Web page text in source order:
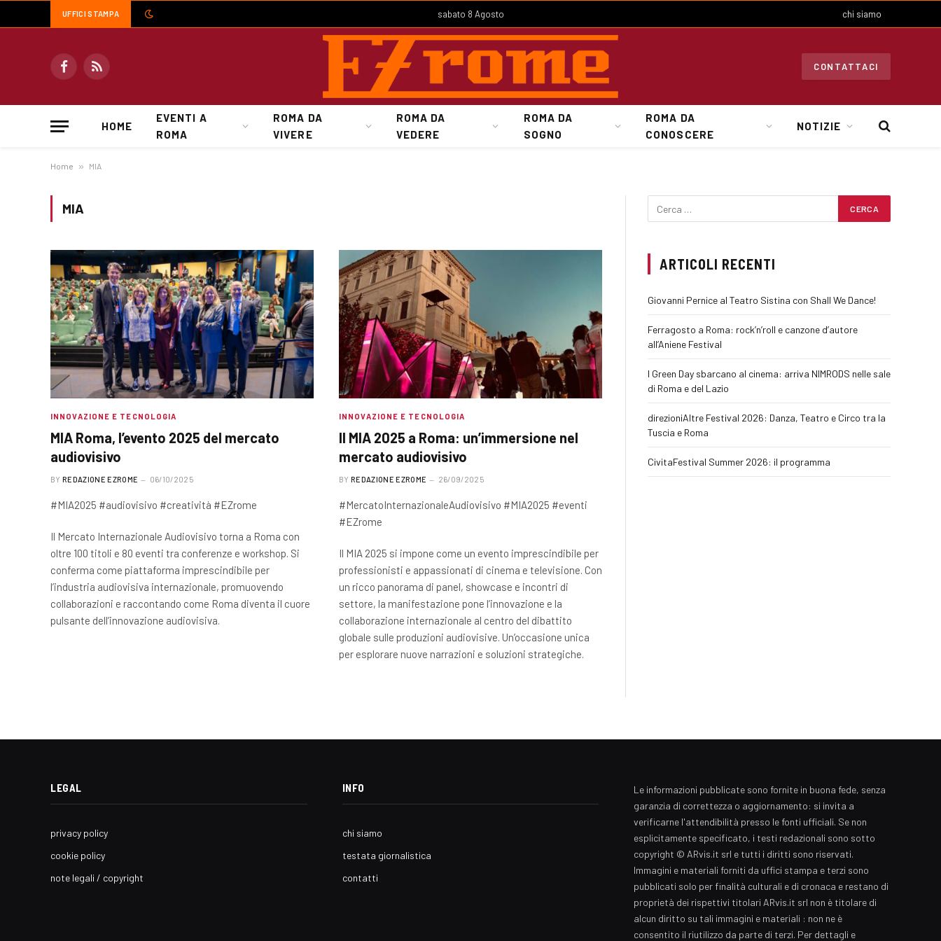
UFFICI STAMPA sabato 8 Agosto chi siamo
FacebookRSS
CONTATTACI
HOME
EVENTI A
ROMA
ROMA DA
VIVERE
ROMA DA
VEDERE
ROMA DA
SOGNO
ROMA DA
CONOSCERE
NOTIZIE
Home » MIA
MIA
INNOVAZIONE E TECNOLOGIA
MIA Roma, l’evento 2025 del mercato
audiovisivo
BY REDAZIONE EZROME 06/10/2025
#MIA2025 #audiovisivo #creatività #EZrome
Il Mercato Internazionale Audiovisivo torna a Roma con
oltre 100 titoli e 80 eventi tra conferenze e workshop. Si
conferma come piattaforma imprescindibile per
l’industria audiovisiva internazionale, promuovendo
collaborazioni e raccontando come Roma diventa il cuore
pulsante dell’innovazione audiovisiva.
INNOVAZIONE E TECNOLOGIA
Il MIA 2025 a Roma: un’immersione nel
mercato audiovisivo
BY REDAZIONE EZROME 26/09/2025
#MercatoInternazionaleAudiovisivo #MIA2025 #eventi
#EZrome
Il MIA 2025 si impone come un evento imprescindibile per
professionisti e appassionati di cinema e televisione. Con
un ricco panorama di panel, showcase e incontri di
settore, la manifestazione pone l’innovazione e la
collaborazione internazionale al centro del dibattito
globale sulle produzioni audiovisive. Un’occasione unica
per esplorare nuove narrazioni e soluzioni strategiche.
ARTICOLI RECENTI
Giovanni Pernice al Teatro Sistina con Shall We Dance!
Ferragosto a Roma: rock’n’roll e canzone d’autore
all’Aniene Festival
I Green Day sbarcano al cinema: arriva NIMRODS nelle sale
di Roma e del Lazio
direzioniAltre Festival 2026: Danza, Teatro e Circo tra la
Tuscia e Roma
CivitaFestival Summer 2026: il programma
LEGAL
privacy policy
cookie policy
note legali / copyright
INFO
chi siamo
testata giornalistica
contatti
Le informazioni pubblicate sono fornite in buona fede, senza
garanzia di correttezza o aggiornamento: si invita a
verificarne l'attendibilità presso le fonti ufficiali. Se non
esplicitamente specificato, i testi redazionali sono sotto
copyright © ARvis.it srl e tutti i diritti sono riservati.
Immagini e materiali forniti da uffici stampa e terzi sono
pubblicati solo per finalità culturali e di cronaca e restano di
proprietà dei rispettivi titolari ARvis.it srl non è titolare di
alcun diritto su tali immagini e materiali : non ne è
consentito il riutilizzo da parte di terzi. Per dettagli e